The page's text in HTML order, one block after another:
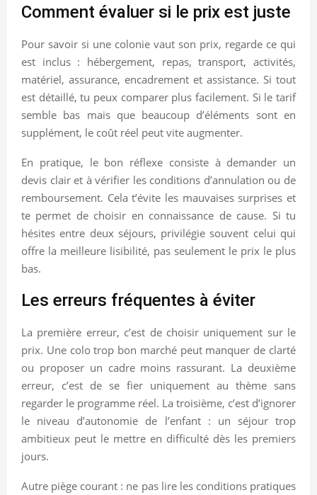
Comment évaluer si le prix est juste
Pour savoir si une colonie vaut son prix, regarde ce qui
est inclus : hébergement, repas, transport, activités,
matériel, assurance, encadrement et assistance. Si tout
est détaillé, tu peux comparer plus facilement. Si le tarif
semble bas mais que beaucoup d’éléments sont en
supplément, le coût réel peut vite augmenter.
En pratique, le bon réflexe consiste à demander un
devis clair et à vérifier les conditions d’annulation ou de
remboursement. Cela t’évite les mauvaises surprises et
te permet de choisir en connaissance de cause. Si tu
hésites entre deux séjours, privilégie souvent celui qui
offre la meilleure lisibilité, pas seulement le prix le plus
bas.
Les erreurs fréquentes à éviter
La première erreur, c’est de choisir uniquement sur le
prix. Une colo trop bon marché peut manquer de clarté
ou proposer un cadre moins rassurant. La deuxième
erreur, c’est de se fier uniquement au thème sans
regarder le programme réel. La troisième, c’est d’ignorer
le niveau d’autonomie de l’enfant : un séjour trop
ambitieux peut le mettre en difficulté dès les premiers
jours.
Autre piège courant : ne pas lire les conditions pratiques